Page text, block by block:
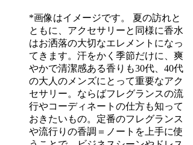
*画像はイメージです。 夏の訪れと
ともに、アクセサリーと同様に香水
はお洒落の大切なエレメントになっ
てきます。汗をかく季節だけに、爽
やかで清潔感ある香りも30代、40代
の大人のメンズにとって重要なアク
セサリー。ならばフレグランスの流
行やコーディネートの仕方も知って
おきたいもの。定番のフレグランス
や流行りの香調＝ノートを上手に使